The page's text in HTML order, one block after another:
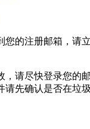
您的注册邮箱，请
，请尽快登录您的
请先确认是否在垃圾